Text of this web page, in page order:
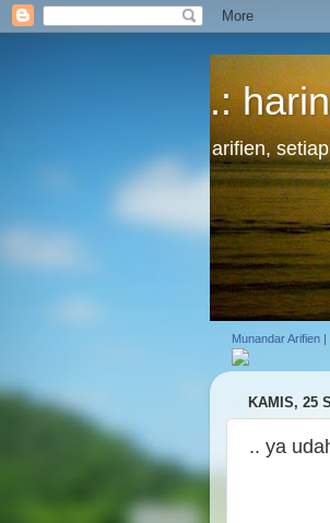
.:
arifien,
Munandar Arifien |
KAMIS, 25
.. ya